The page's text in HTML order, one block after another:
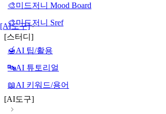
[AI도구]
🎨미드저니 Mood Board
🎨미드저니 Sref
[스터디]
🍯AI 팁/활용
🔤AI 튜토리얼
📖AI 키워드/용어
[AI도구]